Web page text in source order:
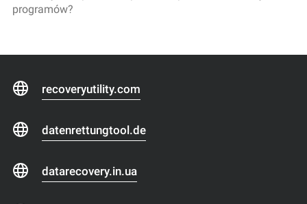
programów?
recoveryutility.com
datenrettungtool.de
datarecovery.in.ua